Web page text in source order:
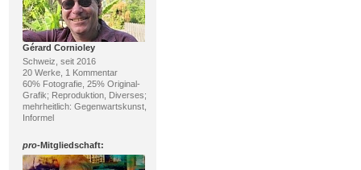
Gérard Cornioley
Schweiz, seit 2016
20 Werke, 1 Kommentar
60% Fotografie, 25% Original-
Grafik; Reproduktion, Diverses;
mehrheitlich: Gegenwartskunst,
Informel
pro-Mitgliedschaft: